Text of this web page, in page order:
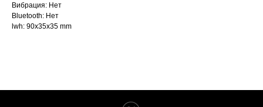
Вибрация: Нет
Bluetooth: Нет
lwh: 90x35x35 mm